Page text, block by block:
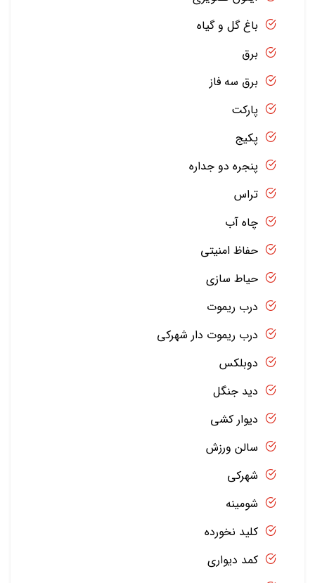
باغ گل و گیاه
برق
برق سه فاز
پارکت
پکیج
پنجره دو جداره
تراس
چاه آب
حفاظ امنیتی
حیاط سازی
درب ریموت
درب ریموت دار شهرکی
دوبلکس
دید جنگل
دیوار کشی
سالن ورزش
شهرکی
شومینه
کلید نخورده
کمد دیواری